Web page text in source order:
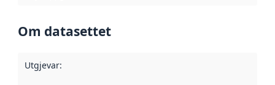
Om datasettet
Utgjevar: